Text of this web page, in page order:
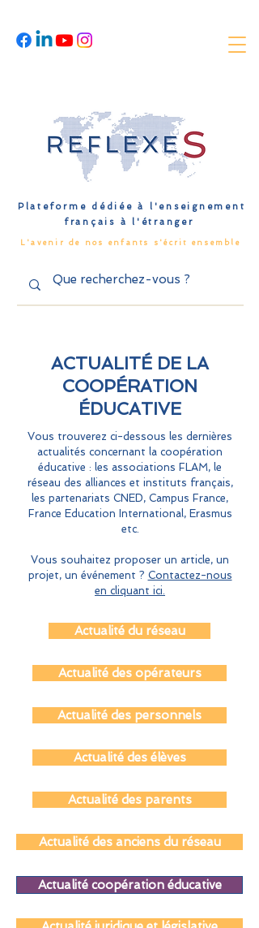
Plateforme dédiée à l'enseignement
français à l'étranger
L'avenir de nos enfants s'écrit ensemble
ACTUALITÉ DE LA
COOPÉRATION
ÉDUCATIVE
Vous trouverez ci-dessous les dernières
actualités concernant la coopération
éducative : les associations FLAM, le
réseau des alliances et instituts français,
les partenariats CNED, Campus France,
France Education International, Erasmus
etc.
Vous souhaitez proposer un article, un
projet, un événement ? Contactez-nous
en cliquant ici.
Actualité du réseau
Actualité des opérateurs
Actualité des personnels
Actualité des élèves
Actualité des parents
Actualité des anciens du réseau
Actualité coopération éducative